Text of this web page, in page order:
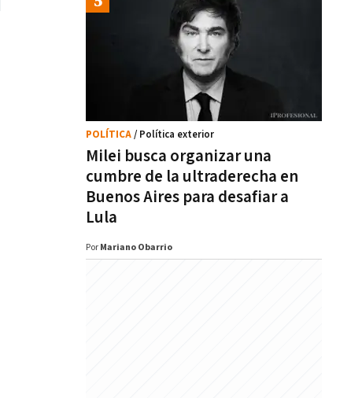
Milei busca organizar una
cumbre de la ultraderecha en
Buenos Aires para desafiar a
Lula
POLÍTICA/ Política exterior
Por Mariano Obarrio